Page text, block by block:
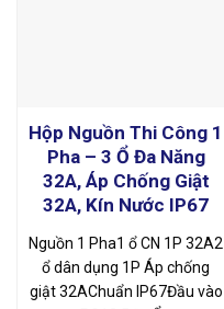
Hộp Nguồn Thi Công 1
Pha – 3 Ổ Đa Năng
32A, Áp Chống Giật
32A, Kín Nước IP67
Nguồn 1 Pha1 ổ CN 1P 32A2
ổ dân dụng 1P Áp chống
giật 32AChuẩn IP67Đầu vào